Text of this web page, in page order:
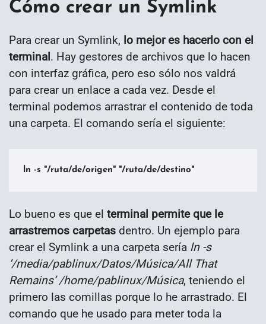
Cómo crear un Symlink
Para crear un Symlink, lo mejor es hacerlo con el
terminal. Hay gestores de archivos que lo hacen
con interfaz gráfica, pero eso sólo nos valdrá
para crear un enlace a cada vez. Desde el
terminal podemos arrastrar el contenido de toda
una carpeta. El comando sería el siguiente:
ln -s "/ruta/de/origen" "/ruta/de/destino"
Lo bueno es que el terminal permite que le
arrastremos carpetas dentro. Un ejemplo para
crear el Symlink a una carpeta sería ln -s
‘/media/pablinux/Datos/Música/All That
Remains’ /home/pablinux/Música, teniendo el
primero las comillas porque lo he arrastrado. El
comando que he usado para meter toda la